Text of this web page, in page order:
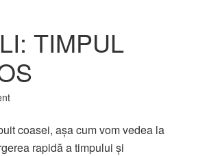
TIMPUL
coasei, aşa cum vom vedea la
rapidă a timpului şi